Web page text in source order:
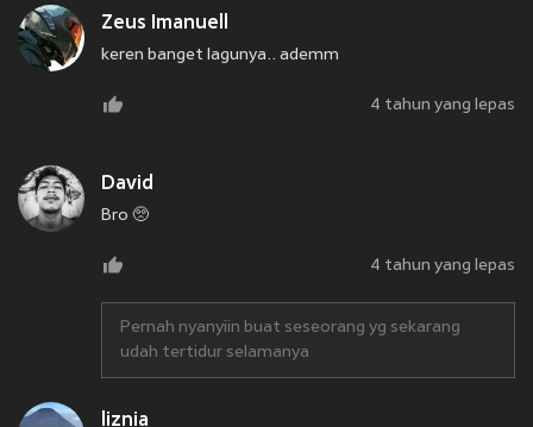
Zeus Imanuell
keren banget lagunya.. ademm
4 tahun yang lepas
David
Bro 🥺
4 tahun yang lepas
Pernah nyanyiin buat seseorang yg sekarang
udah tertidur selamanya
liznia